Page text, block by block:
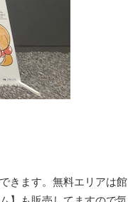
きます。無料エリアは館